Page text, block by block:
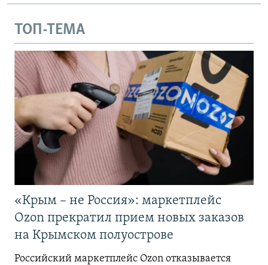
ТОП-ТЕМА
«Крым – не Россия»: маркетплейс
Ozon прекратил прием новых заказов
на Крымском полуострове
Российский маркетплейс Ozon отказывается